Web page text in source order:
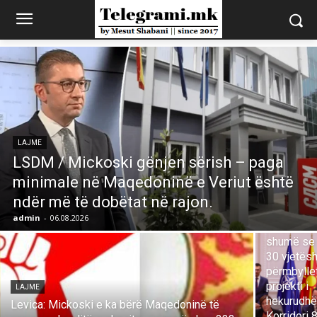
LAJME
LSDM / Mickoski gënjen sërish – paga
minimale në Maqedoninë e Veriut është
ndër më të dobëtat në rajon.
admin - 06.08.2026
LAJME
Levica: Mickoski e ka bërë Maqedoninë të
LAJME
Mickoski:
shumë se
30
projekti i